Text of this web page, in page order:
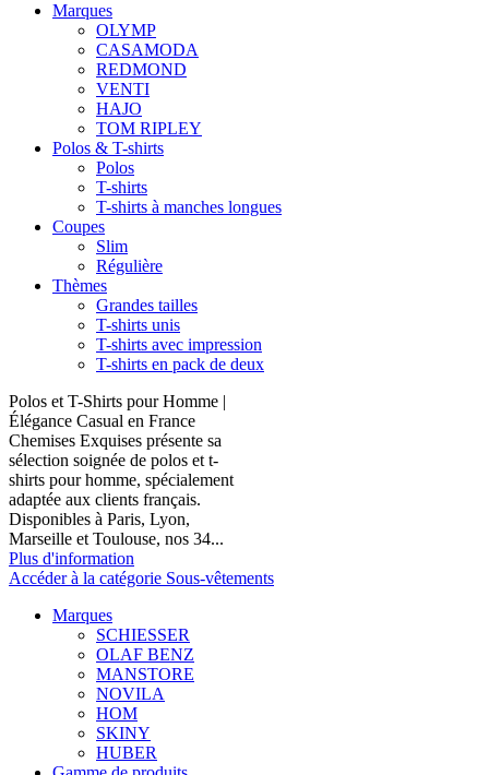
Marques
OLYMP
CASAMODA
REDMOND
VENTI
HAJO
TOM RIPLEY
Polos & T-shirts
Polos
T-shirts
T-shirts à manches longues
Coupes
Slim
Régulière
Thèmes
Grandes tailles
T-shirts unis
T-shirts avec impression
T-shirts en pack de deux
Polos et T-Shirts pour Homme |
Élégance Casual en France
Chemises Exquises présente sa
sélection soignée de polos et t-
shirts pour homme, spécialement
adaptée aux clients français.
Disponibles à Paris, Lyon,
Marseille et Toulouse, nos 34...
Plus d'information
Accéder à la catégorie Sous-vêtements
Marques
SCHIESSER
OLAF BENZ
MANSTORE
NOVILA
HOM
SKINY
HUBER